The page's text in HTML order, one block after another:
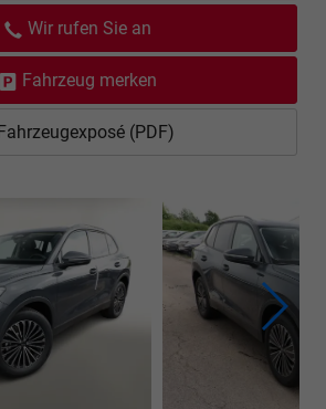
Wir rufen Sie an
Fahrzeug merken
(PDF)